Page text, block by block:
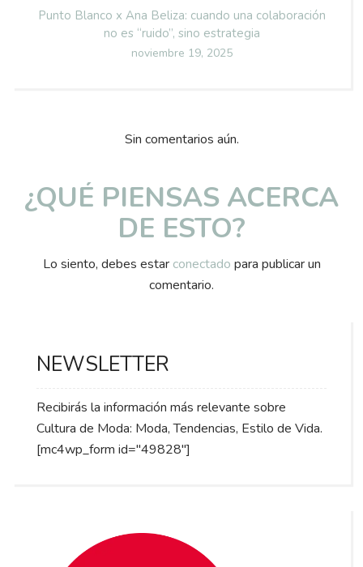
Punto Blanco x Ana Beliza: cuando una colaboración
no es “ruido”, sino estrategia
Posted
noviembre 19, 2025
Sin comentarios aún.
¿QUÉ PIENSAS ACERCA
DE ESTO?
Lo siento, debes estar conectado para publicar un
comentario.
NEWSLETTER
Recibirás la información más relevante sobre
Cultura de Moda: Moda, Tendencias, Estilo de Vida.
[mc4wp_form id="49828"]